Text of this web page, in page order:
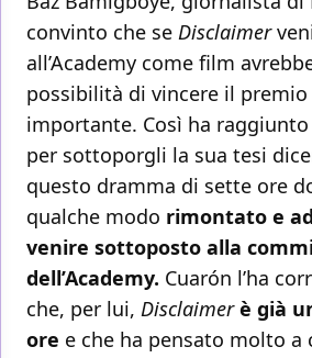
convinto che se Disclaimer
all’Academy come film
possibilità di vincere il premio
importante. Così ha
per sottoporgli la sua tesi
questo dramma di sette ore
qualche modo rimontato e
venire sottoposto alla
dell’Academy. Cuarón l’ha
che, per lui, Disclaimer è già
ore e che ha pensato molto a